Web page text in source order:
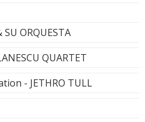
SU ORQUESTA
QUARTET
- JETHRO TULL